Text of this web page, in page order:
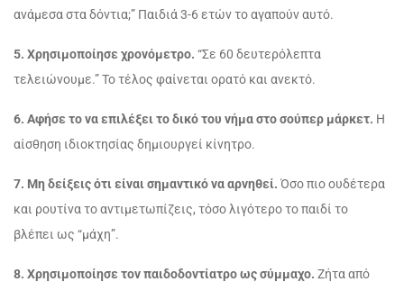
ανάμεσα στα δόντια;” Παιδιά 3-6 ετών το αγαπούν αυτό.
5. Χρησιμοποίησε χρονόμετρο. “Σε 60 δευτερόλεπτα
τελειώνουμε.” Το τέλος φαίνεται ορατό και ανεκτό.
6. Αφήσε το να επιλέξει το δικό του νήμα στο σούπερ μάρκετ. Η
αίσθηση ιδιοκτησίας δημιουργεί κίνητρο.
7. Μη δείξεις ότι είναι σημαντικό να αρνηθεί. Όσο πιο ουδέτερα
και ρουτίνα το αντιμετωπίζεις, τόσο λιγότερο το παιδί το
βλέπει ως “μάχη”.
8. Χρησιμοποίησε τον παιδοδοντίατρο ως σύμμαχο. Ζήτα από